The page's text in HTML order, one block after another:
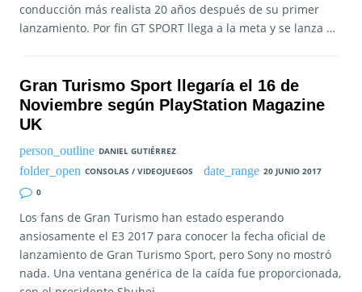
conducción más realista 20 años después de su primer
lanzamiento. Por fin GT SPORT llega a la meta y se lanza …
Gran Turismo Sport llegaría el 16 de
Noviembre según PlayStation Magazine
UK
DANIEL GUTIÉRREZ
CONSOLAS / VIDEOJUEGOS
20 JUNIO 2017
0
Los fans de Gran Turismo han estado esperando
ansiosamente el E3 2017 para conocer la fecha oficial de
lanzamiento de Gran Turismo Sport, pero Sony no mostró
nada. Una ventana genérica de la caída fue proporcionada,